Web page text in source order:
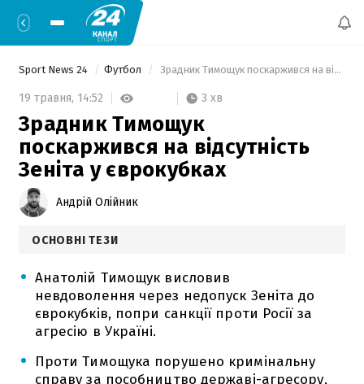
Sport News 24 Футбол Зрадник Тимощук поскаржився на відсутність Зеніта у єврокубках
19 травня, 14:52 3 хв
Зрадник Тимощук
поскаржився на відсутність
Зеніта у єврокубках
Андрій Олійник
ОСНОВНІ ТЕЗИ
Анатолій Тимощук висловив
невдоволення через недопуск Зеніта до
єврокубків, попри санкції проти Росії за
агресію в Україні.
Проти Тимощука порушено кримінальну
справу за пособництво державі-агресору,